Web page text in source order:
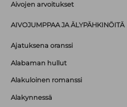
Aivojen arvoitukset
AIVOJUMPPAA JA ÄLYPÄHKINÖITÄ
Ajatuksena oranssi
Alabaman hullut
Alakuloinen romanssi
Alakynnessä